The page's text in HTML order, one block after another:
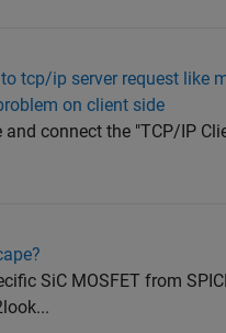
tcp/ip server request like
on client side
connect the "TCP/IP
SiC MOSFET from